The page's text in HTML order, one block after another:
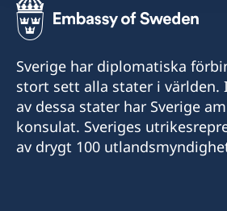
Sverige har diplomatiska
stort sett alla stater i världen.
av dessa stater har Sverige
konsulat. Sveriges
av drygt 100